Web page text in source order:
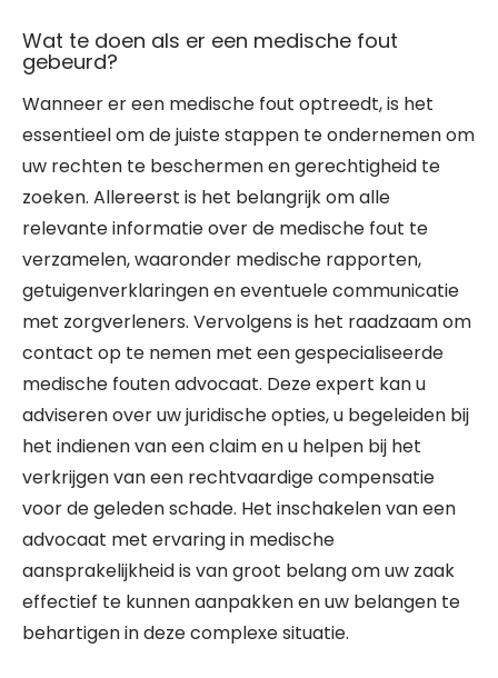
Wat te doen als er een medische fout
gebeurd?
Wanneer er een medische fout optreedt, is het
essentieel om de juiste stappen te ondernemen om
uw rechten te beschermen en gerechtigheid te
zoeken. Allereerst is het belangrijk om alle
relevante informatie over de medische fout te
verzamelen, waaronder medische rapporten,
getuigenverklaringen en eventuele communicatie
met zorgverleners. Vervolgens is het raadzaam om
contact op te nemen met een gespecialiseerde
medische fouten advocaat. Deze expert kan u
adviseren over uw juridische opties, u begeleiden bij
het indienen van een claim en u helpen bij het
verkrijgen van een rechtvaardige compensatie
voor de geleden schade. Het inschakelen van een
advocaat met ervaring in medische
aansprakelijkheid is van groot belang om uw zaak
effectief te kunnen aanpakken en uw belangen te
behartigen in deze complexe situatie.